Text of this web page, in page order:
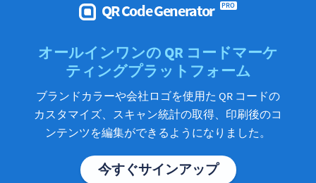
QR Code Generator PRO
オールインワンの QR コードマーケ
ティングプラットフォーム
ブランドカラーや会社ロゴを使用た QR コードの
カスタマイズ、スキャン統計の取得、印刷後のコ
ンテンツを編集ができるようになりました。
今すぐサインアップ